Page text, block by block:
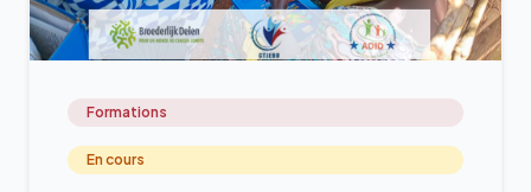
Formations
En cours